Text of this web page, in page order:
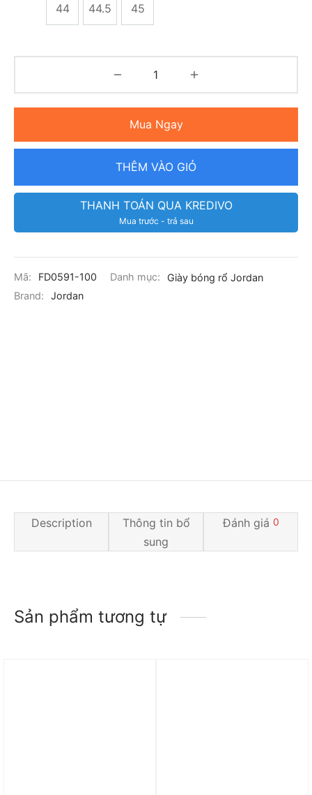
44 44.5 45
Mua Ngay
THÊM VÀO GIỎ
THANH TOÁN QUA KREDIVO
Mua trước - trả sau
Mã: FD0591-100 Danh mục:
Giày bóng rổ Jordan
Brand:
Jordan
Description
Thông tin bổ
sung
Đánh giá 0
Sản phẩm tương tự